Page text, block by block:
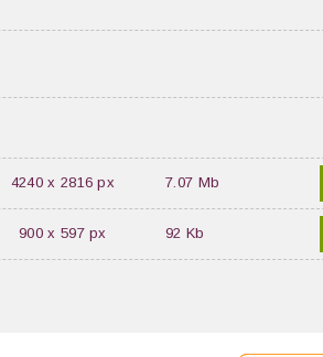
4240 x 2816 px 7.07 Mb
900 x 597 px 92 Kb